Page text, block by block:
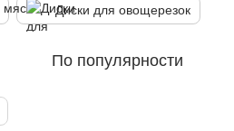
Диски для овощерезок
По популярности